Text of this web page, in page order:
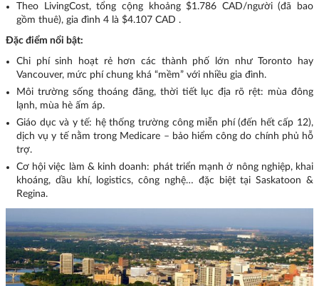
Theo LivingCost, tổng cộng khoảng $1.786 CAD/người (đã bao
gồm thuê), gia đình 4 là $4.107 CAD .
Đặc điểm nổi bật:
Chi phí sinh hoạt rẻ hơn các thành phố lớn như Toronto hay
Vancouver, mức phí chung khá “mềm” với nhiều gia đình.
Môi trường sống thoáng đãng, thời tiết lục địa rõ rệt: mùa đông
lạnh, mùa hè ấm áp.
Giáo dục và y tế: hệ thống trường công miễn phí (đến hết cấp 12),
dịch vụ y tế nằm trong Medicare – bảo hiểm công do chính phủ hỗ
trợ.
Cơ hội việc làm & kinh doanh: phát triển mạnh ở nông nghiệp, khai
khoáng, dầu khí, logistics, công nghệ… đặc biệt tại Saskatoon &
Regina.